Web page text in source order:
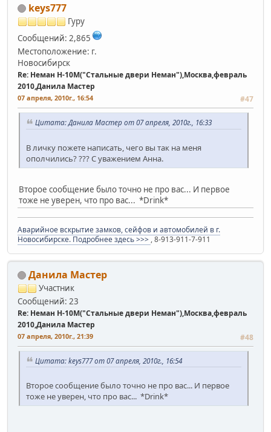
keys777
Гуру
Сообщений: 2,865
Местоположение: г.
Новосибирск
Re: Неман Н-10М("Стальные двери Неман"),Москва,февраль
2010,Данила Мастер
07 апреля, 2010г., 16:54 #47
Цитата: Данила Мастер от 07 апреля, 2010г., 16:33
В личку пожете написать, чего вы так на меня
ополчились? ??? С уважением Анна.
Второе сообщение было точно не про вас... И первое
тоже не уверен, что про вас... *Drink*
Аварийное вскрытие замков, сейфов и автомобилей в г.
Новосибирске. Подробнее здесь >>> , 8-913-911-7-911
Данила Мастер
Участник
Сообщений: 23
Re: Неман Н-10М("Стальные двери Неман"),Москва,февраль
2010,Данила Мастер
07 апреля, 2010г., 21:39 #48
Цитата: keys777 от 07 апреля, 2010г., 16:54
Второе сообщение было точно не про вас... И первое
тоже не уверен, что про вас... *Drink*